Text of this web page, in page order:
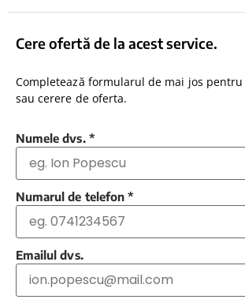
Cere ofertă de la acest service.
Completează formularul de mai jos
sau cerere de oferta.
Numele dvs. *
Numarul de telefon *
Emailul dvs.